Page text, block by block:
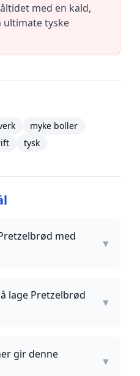
med en kald,
ultimate tyske
myke boller
tysk
med
▼
lage Pretzelbrød
▼
gir denne
▼